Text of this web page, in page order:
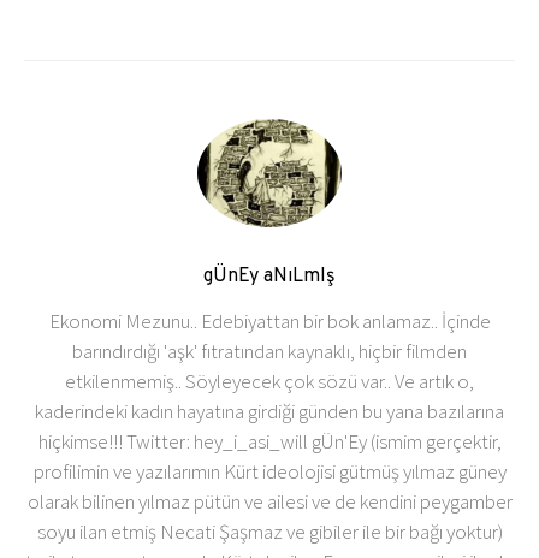
gÜnEy aNıLmIş
Ekonomi Mezunu.. Edebiyattan bir bok anlamaz.. İçinde
barındırdığı 'aşk' fıtratından kaynaklı, hiçbir filmden
etkilenmemiş.. Söyleyecek çok sözü var.. Ve artık o,
kaderindeki kadın hayatına girdiği günden bu yana bazılarına
hiçkimse!!! Twitter: hey_i_asi_will gÜn'Ey (ismim gerçektir,
profilimin ve yazılarımın Kürt ideolojisi gütmüş yılmaz güney
olarak bilinen yılmaz pütün ve ailesi ve de kendini peygamber
soyu ilan etmiş Necati Şaşmaz ve gibiler ile bir bağı yoktur)